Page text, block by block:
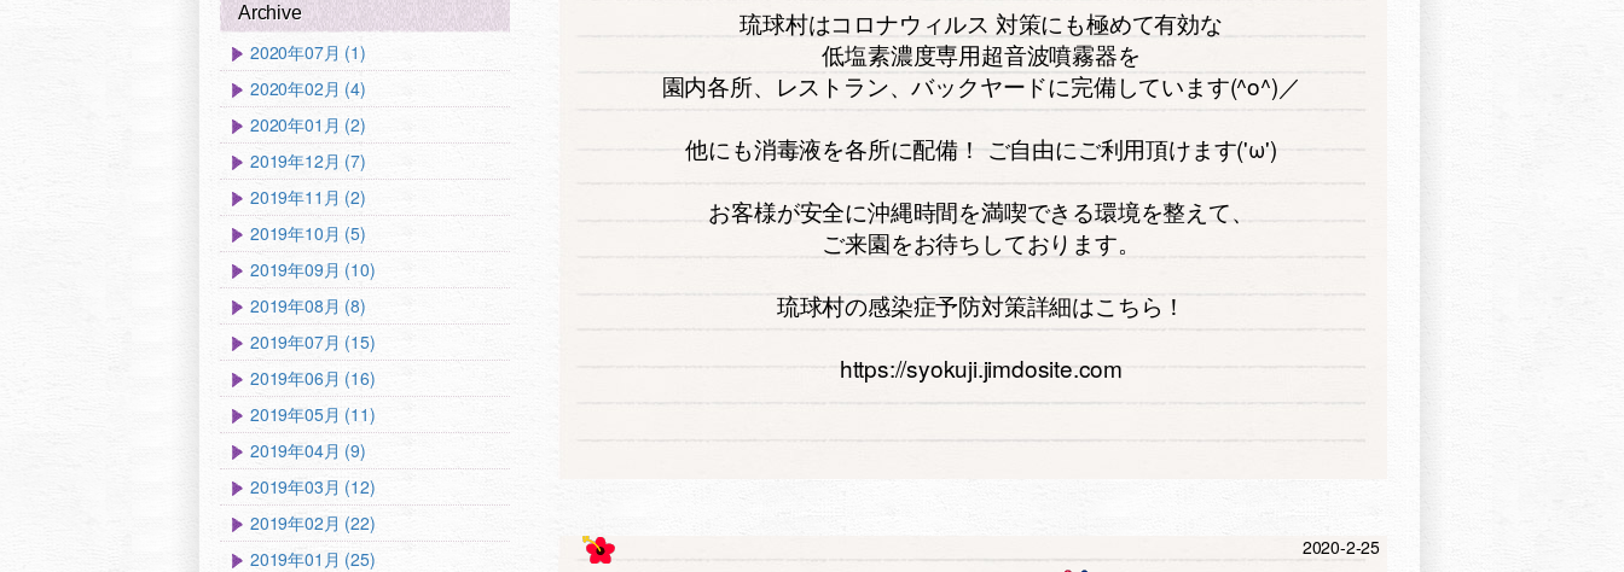
琉球村はコロナウィルス 対策にも極めて有効な
低塩素濃度専用超音波噴霧器を
園内各所、レストラン、バックヤードに完備しています(^o^)／
他にも消毒液を各所に配備！ ご自由にご利用頂けます('ω')
お客様が安全に沖縄時間を満喫できる環境を整えて、
ご来園をお待ちしております。
琉球村の感染症予防対策詳細はこちら！
https://syokuji.jimdosite.com
2020-2-25
Archive
2020年07月 (1)
2020年02月 (4)
2020年01月 (2)
2019年12月 (7)
2019年11月 (2)
2019年10月 (5)
2019年09月 (10)
2019年08月 (8)
2019年07月 (15)
2019年06月 (16)
2019年05月 (11)
2019年04月 (9)
2019年03月 (12)
2019年02月 (22)
2019年01月 (25)